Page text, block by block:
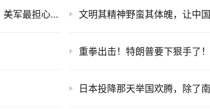
央视突然曝光，轰-6K凌空发射鹰击-21，美军最担心的事发生了 文明其精神野蛮其体魄，让中
重拳出击！特朗普要下狠手了！
日本投降那天举国欢腾，除了